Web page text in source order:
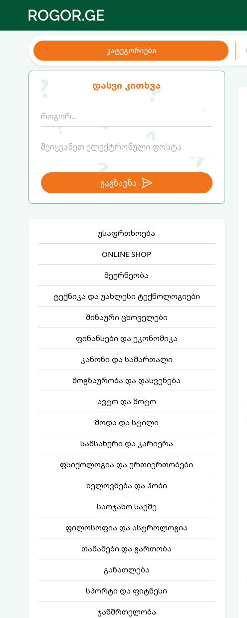
კატეგორიები
დასვი კითხვა
გაგზავნა
უსაფრთხოება
ONLINE SHOP
მეურნეობა
ტექნიკა და უახლესი ტექნოლოგიები
შინაური ცხოველები
ფინანსები და ეკონომიკა
კანონი და სამართალი
მოგზაურობა და დასვენება
ავტო და მოტო
მოდა და სტილი
სამსახური და კარიერა
ფსიქოლოგია და ურთიერთობები
ხელოვნება და ჰობი
საოჯახო საქმე
ფილოსოფია და ასტროლოგია
თამაშები და გართობა
განათლება
სპორტი და ფიტნესი
ჯანმრთელობა